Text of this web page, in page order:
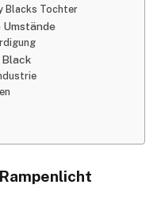
Blacks Tochter
Umstände
Black